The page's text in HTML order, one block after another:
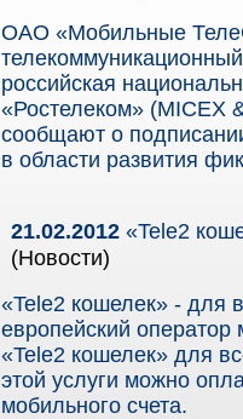
ОАО «Мобильные
российская
«Ростелеком» (MICEX
сообщают о
в области развития
21.02.2012 «Tele2
(Новости)
«Tele2 кошелек» - для
европейский
«Tele2 кошелек» для
этой услуги можно
мобильного счета.